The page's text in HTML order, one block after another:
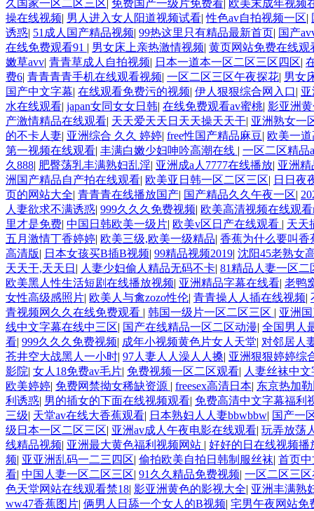
久国家一区二区三区 免费国产一级片免费看 欧美末成年视频
操在线视频| 男人进入女人阳道视频试看|性色av自拍视频一区|
诱惑| 51成人国产精品视频| 99热这里只有精品最新首页| 国产
在线免费观看91 | 男女床上亲热激情视频| 黄页网站免费在线观
嫩草avv| 青青草成人自拍视频| 日本一道本一区二区三区四区|
费6| 青青青青手机在线观看视频| 一区二区三区午夜探花| 男女
国产中文字幕| 在线观看免费污的视频| 伊人狠狠综合网入口|
水在线观看| japan女同女女日韩| 在线免费观看av蜜桃| 影亚洲
产激情精品在线观看| 天天爱天天日天天操天天干| 亚洲熟女一
的不卡人妻| 亚洲综合 久久 婷婷| free性国产精品麻豆| 欧美一
第一视频在线观看| 丰满白嫩少妇呻吟高潮在线 | 一区二区精品
久888| 肥臀荡乳丰满熟妇乱淫| 亚洲成a人7777在线播放| 亚洲
洲国产精品自产拍在线观看| 欧美亚日韩一区二区三区| 日日夜
页的网站大全| 青青青在线播放国产| 国产精品久久午夜一区|
人妻欲求不满诱惑| 999久久久免费视频| 欧美高清视频在线观
里才是免费| 中国日韩欧美一级片| 欧美v区日产在线观看 | 天天
五月激情丁香婷婷| 欧美三级,欧美一级精品| 香蕉为什么要叫香
高清版| 日本女孩买B插B视频| 99精品视频2019| 沈阳45老熟女
天天干,天天日 | 人妻少妇偷人精品无码不卡| 81精品人妻一区二
欧美黑人性生活短剧在线播放视频| 亚洲精品字幕在线看| 老鸭
女性高级感照片| 欧美人与禽zozo性伦| 青青操人人插在线视频|
青视频网久久在线免费观看 | 韩国一级片一区二区三区 | 亚洲
线中文字幕在线中三区| 国产在线精品一区二区动漫| 全国男人
看| 999久久久免费视频| 成年小视频黄色片女人天堂| 对邻居人
苍井空大战黑人一小时| 97人妻人人澡人人搡| 亚洲狠狠婷婷综
影院| 女人18免费av毛片| 免费视频一区二区观看| 人妻丝袜中
欧美婷婷| 免费网禁拗女稀缺资源 | freesex高清日本| 东京热加
利诱惑| 男的插女的下面在线视频观看| 免费高清中文字幕福利
三级| 天堂av在线大香蕉观看| 日本熟妇人人妻bbwbbw| 国产一
级日本一区二区三区| 亚洲av成人午夜电影在线观看| 玩弄放荡
线精品视频| 亚洲最大黄色福利视频网站 | 好好的日在线视频播
频| 亚亚洲乱码一二三四区| 偷拍欧美自拍日韩制服丝袜| 首页
看| 中国人妻一区二区三区| 91久久精品免费视频| 一区二区三
色天堂网站在线观看禁18| 影亚洲黄色的影视大全| 亚洲丰满熟
ww47香蕉图片| 俩男人日舔一个女人的B视频| 宅男午夜网站免